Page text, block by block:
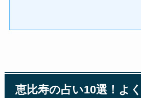
恵比寿の占い10選！よ